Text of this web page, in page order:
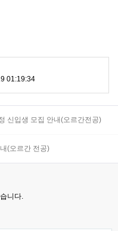
01:19:34
신입생 모집 안내(오르간전공)
(오르간 전공)
니다.